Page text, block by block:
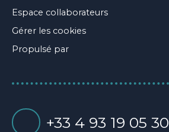
Espace collaborateurs
Gérer les cookies
Propulsé par
+33 4 93 19 05 30